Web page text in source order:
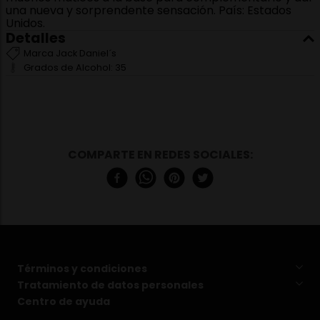
una nueva y sorprendente sensación. País: Estados
Unidos.
Marca Jack Daniel´s
Grados de Alcohol: 35